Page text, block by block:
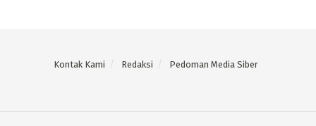
Kontak Kami Redaksi Pedoman Media Siber